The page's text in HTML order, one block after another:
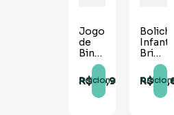
Jogo
de
Bingo
- 48
cartelas
R$46,90
Adicionar
Boliche
Infantil
R$36,